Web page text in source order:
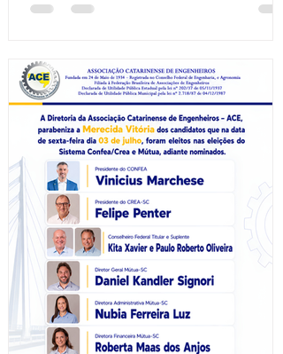
encontro contou com a participação do
contribui para o fortalecimento da
Engenharia Pública no Brasil. Participaram
da reunião Eduardo Irani; Andreia
Conduru, conselheira federal do
Ubirajara Marques, r